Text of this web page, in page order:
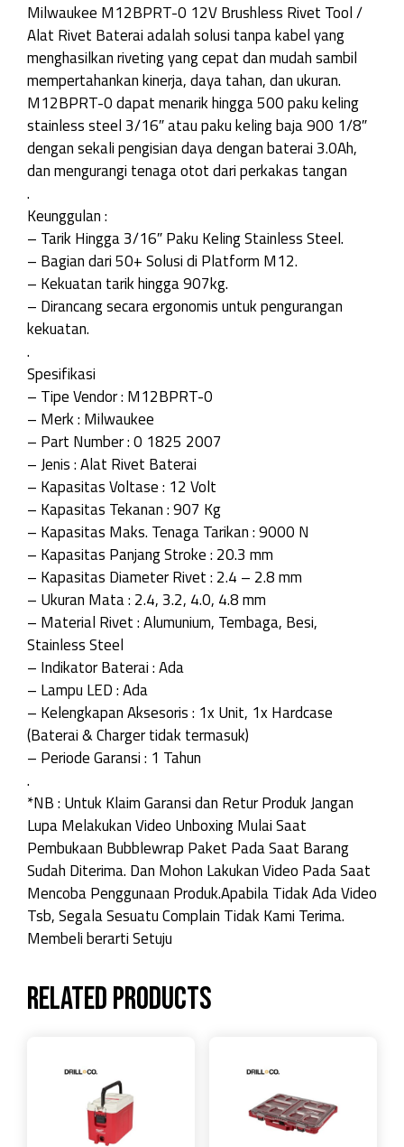
Milwaukee M12BPRT-0 12V Brushless Rivet Tool /
Alat Rivet Baterai adalah solusi tanpa kabel yang
menghasilkan riveting yang cepat dan mudah sambil
mempertahankan kinerja, daya tahan, dan ukuran.
M12BPRT-0 dapat menarik hingga 500 paku keling
stainless steel 3/16″ atau paku keling baja 900 1/8″
dengan sekali pengisian daya dengan baterai 3.0Ah,
dan mengurangi tenaga otot dari perkakas tangan
.
Keunggulan :
– Tarik Hingga 3/16″ Paku Keling Stainless Steel.
– Bagian dari 50+ Solusi di Platform M12.
– Kekuatan tarik hingga 907kg.
– Dirancang secara ergonomis untuk pengurangan
kekuatan.
.
Spesifikasi
– Tipe Vendor : M12BPRT-0
– Merk : Milwaukee
– Part Number : 0 1825 2007
– Jenis : Alat Rivet Baterai
– Kapasitas Voltase : 12 Volt
– Kapasitas Tekanan : 907 Kg
– Kapasitas Maks. Tenaga Tarikan : 9000 N
– Kapasitas Panjang Stroke : 20.3 mm
– Kapasitas Diameter Rivet : 2.4 – 2.8 mm
– Ukuran Mata : 2.4, 3.2, 4.0, 4.8 mm
– Material Rivet : Alumunium, Tembaga, Besi,
Stainless Steel
– Indikator Baterai : Ada
– Lampu LED : Ada
– Kelengkapan Aksesoris : 1x Unit, 1x Hardcase
(Baterai & Charger tidak termasuk)
– Periode Garansi : 1 Tahun
.
*NB : Untuk Klaim Garansi dan Retur Produk Jangan
Lupa Melakukan Video Unboxing Mulai Saat
Pembukaan Bubblewrap Paket Pada Saat Barang
Sudah Diterima. Dan Mohon Lakukan Video Pada Saat
Mencoba Penggunaan Produk.Apabila Tidak Ada Video
Tsb, Segala Sesuatu Complain Tidak Kami Terima.
Membeli berarti Setuju
Related products